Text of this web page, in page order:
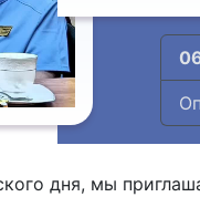
дня, мы